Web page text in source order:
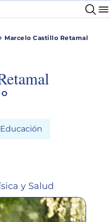
Marcelo Castillo Retamal
y Salud